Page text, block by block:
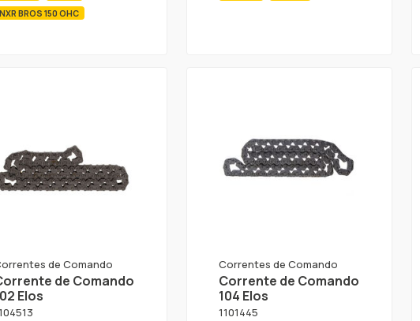
NXR BROS 150 OHC
de Comando
de Comando
Elos
Correntes de Comando
Corrente de Comando
104 Elos
1101445